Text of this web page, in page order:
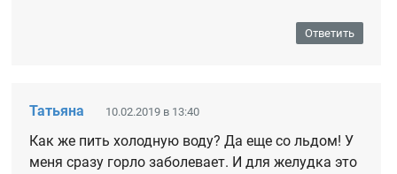
Ответить
Татьяна 10.02.2019 в 13:40
Как же пить холодную воду? Да еще со льдом! У
меня сразу горло заболевает. И для желудка это